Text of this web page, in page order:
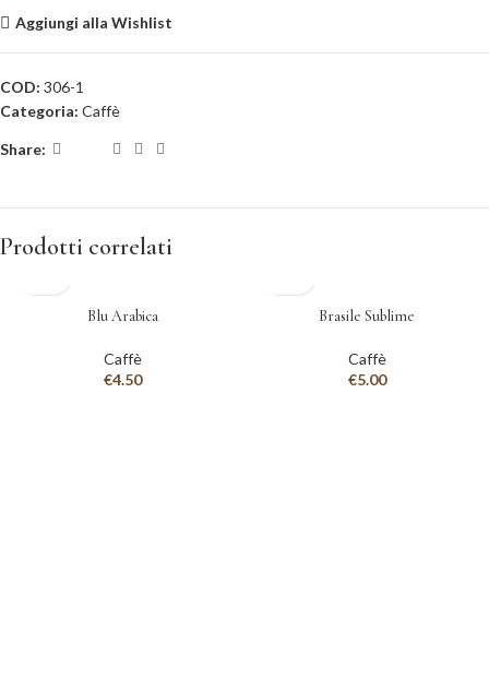
Aggiungi alla Wishlist
COD: 306-1
Categoria: Caffè
Share:
Prodotti correlati
Blu Arabica
Caffè
€4.50
Brasile Sublime
Caffè
€5.00